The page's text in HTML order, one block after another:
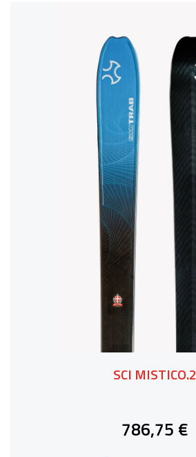
SCI MISTICO.2
786,75 €